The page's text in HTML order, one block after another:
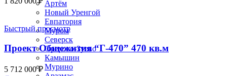
Артём
Новый Уренгой
Евпатория
Муром
Северск
Орехово-Зуево
Камышин
Мурино
Быстрый просмотр
Проект Общежития “Г-470” 470 кв.м
5 712 000₽